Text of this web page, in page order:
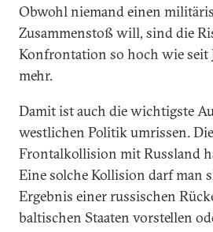
Obwohl niemand einen
Zusammenstoß will, sind die
Konfrontation so hoch wie seit
mehr.
Damit ist auch die wichtigste
westlichen Politik umrissen.
Frontalkollision mit Russland
Eine solche Kollision darf man
Ergebnis einer russischen
baltischen Staaten vorstellen